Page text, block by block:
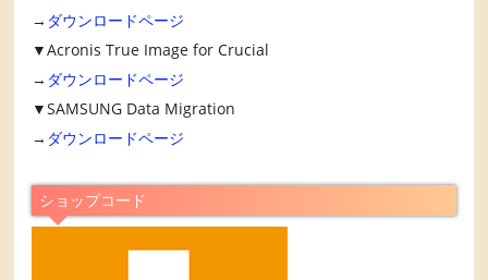
→ ダウンロードページ
▼Acronis True Image for Crucial
→ ダウンロードページ
▼SAMSUNG Data Migration
→ ダウンロードページ
ショップコード